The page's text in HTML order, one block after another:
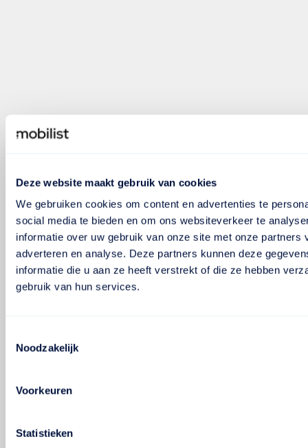
Deze website maakt gebruik van cookies
We gebruiken cookies om content en advertenties te
social media te bieden en om ons websiteverkeer te
informatie over uw gebruik van onze site met onze partners
adverteren en analyse. Deze partners kunnen deze
informatie die u aan ze heeft verstrekt of die ze hebben
gebruik van hun services.
Noodzakelijk
Voorkeuren
Statistieken